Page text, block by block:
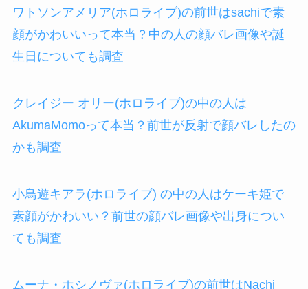
ワトソンアメリア(ホロライブ)の前世はsachiで素
顔がかわいいって本当？中の人の顔バレ画像や誕
生日についても調査
クレイジー オリー(ホロライブ)の中の人は
AkumaMomoって本当？前世が反射で顔バレしたの
かも調査
小鳥遊キアラ(ホロライブ) の中の人はケーキ姫で
素顔がかわいい？前世の顔バレ画像や出身につい
ても調査
ムーナ・ホシノヴァ(ホロライブ)の前世はNachi